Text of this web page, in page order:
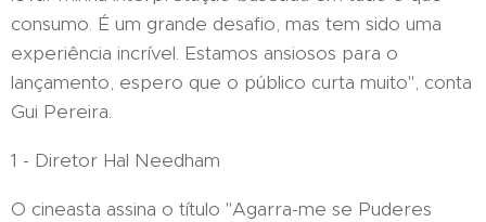
consumo. É um grande desafio, mas tem sido uma
experiência incrível. Estamos ansiosos para o
lançamento, espero que o público curta muito", conta
Gui Pereira.
1 - Diretor Hal Needham
O cineasta assina o título "Agarra-me se Puderes